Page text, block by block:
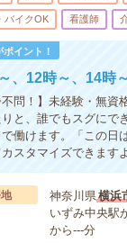
バイクOK 看護師
ポイント！
、12時～、14時
不問！】未経験・無
と、誰でもスグにで
働けます。「この日
スタマイズできます
神奈川県横浜
いずみ中央駅
から---分